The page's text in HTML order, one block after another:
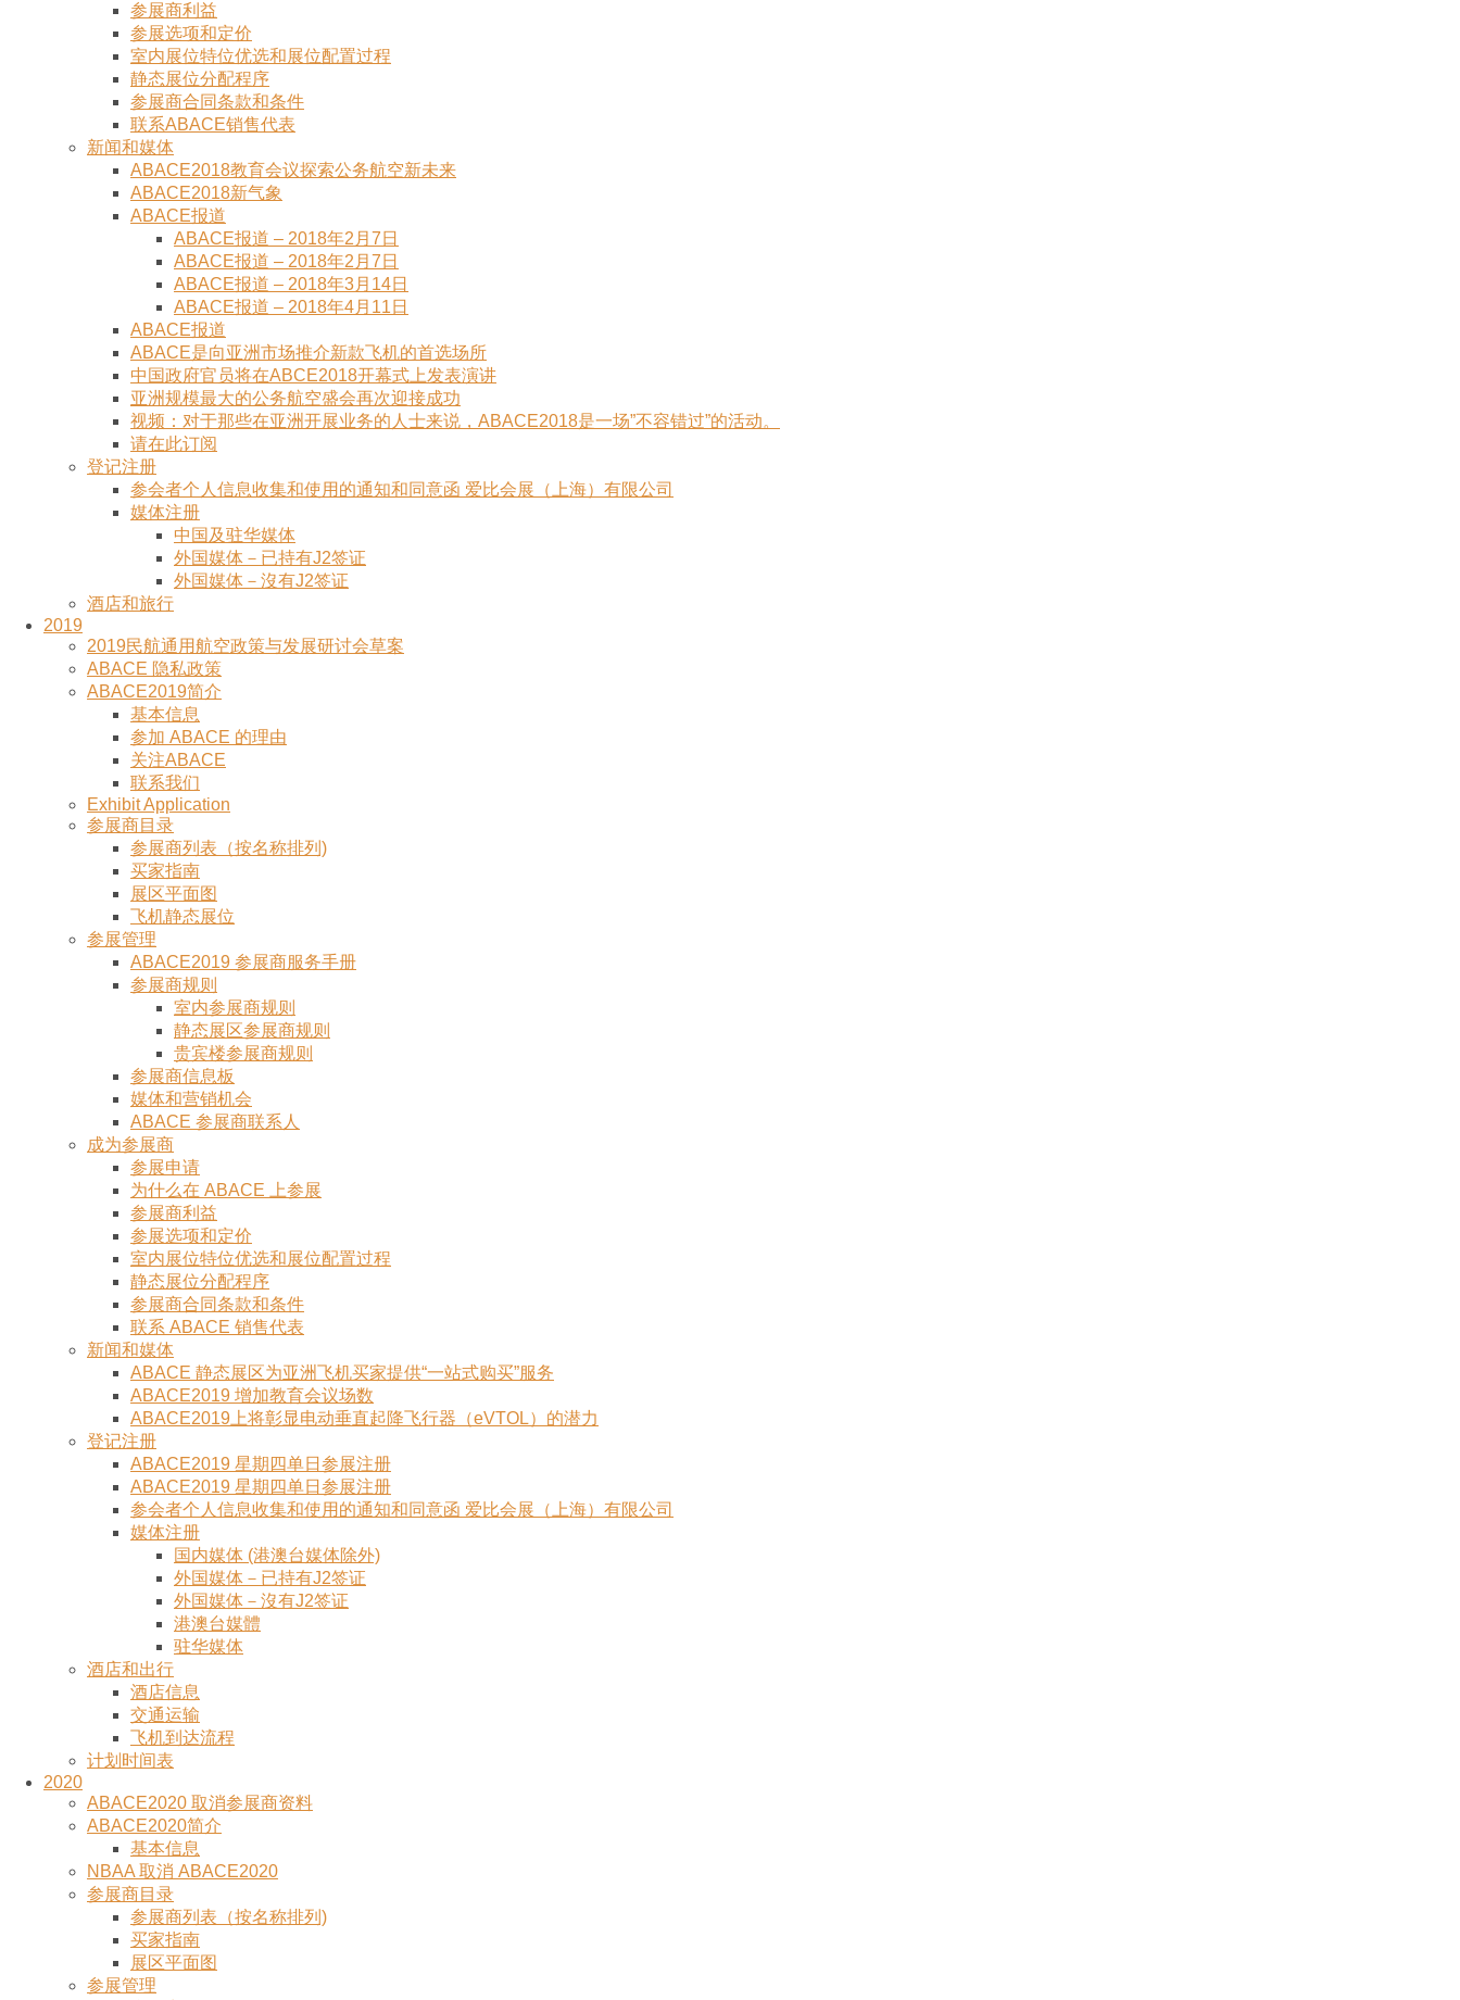
参展商利益
参展选项和定价
室内展位特位优选和展位配置过程
静态展位分配程序
参展商合同条款和条件
联系ABACE销售代表
新闻和媒体
ABACE2018教育会议探索公务航空新未来
ABACE2018新气象
ABACE报道
ABACE报道 – 2018年2月7日
ABACE报道 – 2018年2月7日
ABACE报道 – 2018年3月14日
ABACE报道 – 2018年4月11日
ABACE报道
ABACE是向亚洲市场推介新款飞机的首选场所
中国政府官员将在ABCE2018开幕式上发表演讲
亚洲规模最大的公务航空盛会再次迎接成功
视频：对于那些在亚洲开展业务的人士来说，ABACE2018是一场”不容错过”的活动。
请在此订阅
登记注册
参会者个人信息收集和使用的通知和同意函 爱比会展（上海）有限公司
媒体注册
中国及驻华媒体
外国媒体－已持有J2签证
外国媒体－沒有J2签证
酒店和旅行
2019
2019民航通用航空政策与发展研讨会草案
ABACE 隐私政策
ABACE2019简介
基本信息
参加 ABACE 的理由
关注ABACE
联系我们
Exhibit Application
参展商目录
参展商列表（按名称排列)
买家指南
展区平面图
飞机静态展位
参展管理
ABACE2019 参展商服务手册
参展商规则
室内参展商规则
静态展区参展商规则
贵宾楼参展商规则
参展商信息板
媒体和营销机会
ABACE 参展商联系人
成为参展商
参展申请
为什么在 ABACE 上参展
参展商利益
参展选项和定价
室内展位特位优选和展位配置过程
静态展位分配程序
参展商合同条款和条件
联系 ABACE 销售代表
新闻和媒体
ABACE 静态展区为亚洲飞机买家提供“一站式购买”服务
ABACE2019 增加教育会议场数
ABACE2019上将彰显电动垂直起降飞行器（eVTOL）的潜力
登记注册
ABACE2019 星期四单日参展注册
ABACE2019 星期四单日参展注册
参会者个人信息收集和使用的通知和同意函 爱比会展（上海）有限公司
媒体注册
国内媒体 (港澳台媒体除外)
外国媒体－已持有J2签证
外国媒体－沒有J2签证
港澳台媒體
驻华媒体
酒店和出行
酒店信息
交通运输
飞机到达流程
计划时间表
2020
ABACE2020 取消参展商资料
ABACE2020简介
基本信息
NBAA 取消 ABACE2020
参展商目录
参展商列表（按名称排列)
买家指南
展区平面图
参展管理